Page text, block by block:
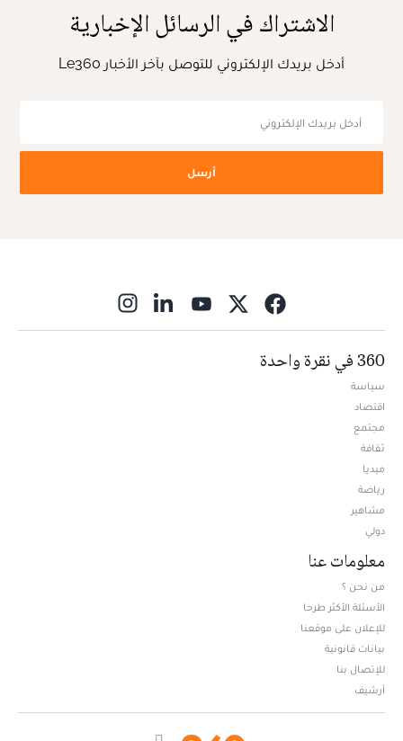
الاشتراك في الرسائل الإخبارية
أدخل بريدك الإلكتروني للتوصل بآخر الأخبار Le360
أرسل
360 في نقرة واحدة
سياسة
اقتصاد
مجتمع
ثقافة
ميديا
رياضة
مشاهير
دولي
معلومات عنا
من نحن ؟
الأسئلة الأكثر طرحا
للإعلان على موقعنا
بيانات قانونية
للإتصال بنا
أرشيف